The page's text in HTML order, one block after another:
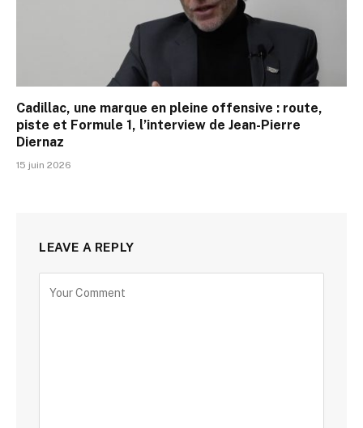
Cadillac, une marque en pleine offensive : route,
piste et Formule 1, l’interview de Jean-Pierre
Diernaz
15 juin 2026
LEAVE A REPLY